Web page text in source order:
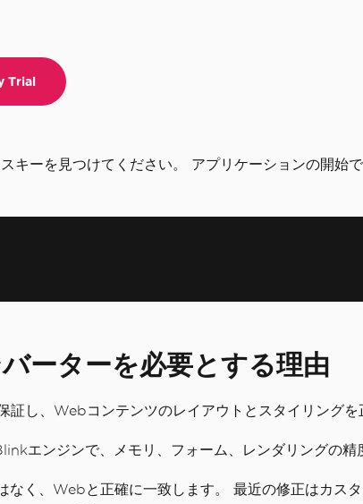
Trial
ーを見つけてください。 アプリケーションの開始
ーターを必要とする理由
し、Webコンテンツのレイアウトとスタイリングを
エンジンで、メモリ、フォーム、レンダリングの
く、Webと正確に一致します。 最近の修正はカス